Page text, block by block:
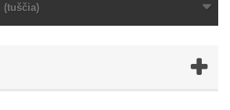
(tuščia)